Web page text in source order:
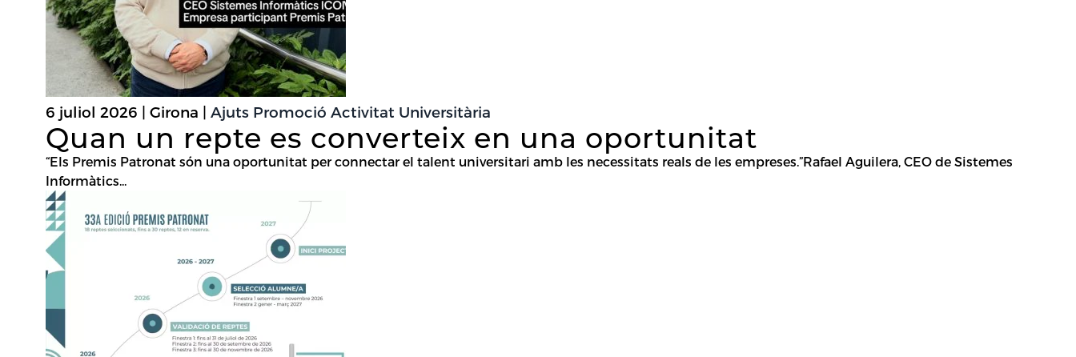
6 juliol 2026 | Girona | Ajuts Promoció Activitat Universitària
Quan un repte es converteix en una oportunitat
“Els Premis Patronat són una oportunitat per connectar el talent universitari amb les necessitats reals de les empreses.”Rafael Aguilera, CEO de Sistemes
Informàtics...